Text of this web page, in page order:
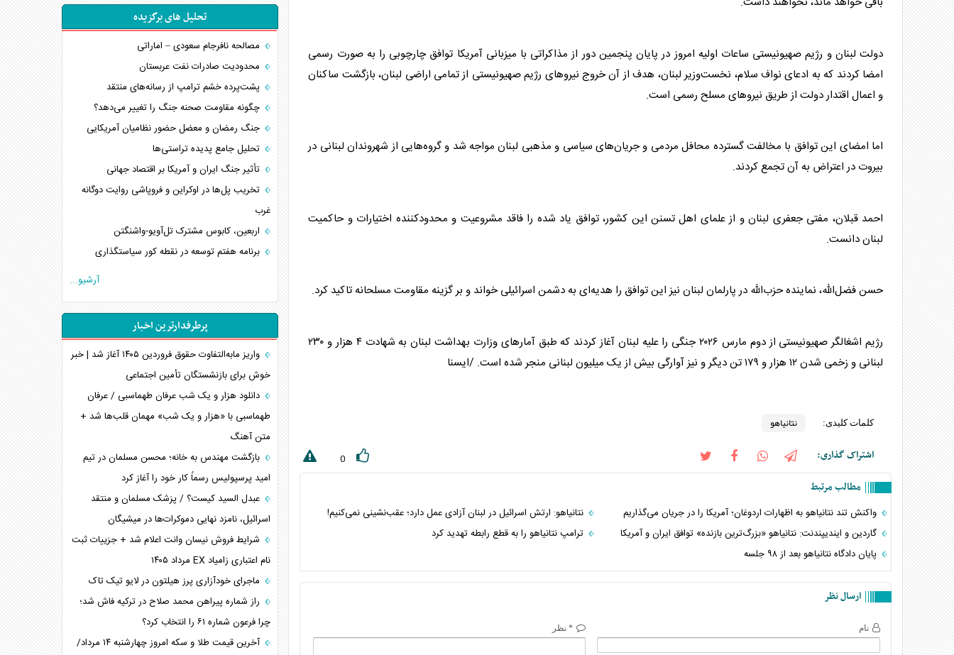
دولت لبنان و رژیم صهیونیستی ساعات اولیه امروز در پایان پنجمین دور از مذاکراتی با میزبانی آمریکا توافق چارچوبی را به صورت رسمی
امضا کردند که به ادعای نواف سلام، نخست‌وزیر لبنان، هدف از آن خروج نیروهای رژیم صهیونیستی از تمامی اراضی لبنان، بازگشت ساکنان
و اعمال اقتدار دولت از طریق نیروهای مسلح رسمی است.
اما امضای این توافق با مخالفت گسترده محافل مردمی و جریان‌های سیاسی و مذهبی لبنان مواجه شد و گروه‌هایی از شهروندان لبنانی در
بیروت در اعتراض به آن تجمع کردند.
احمد قبلان، مفتی جعفری لبنان و از علمای اهل تسنن این کشور، توافق یاد شده را فاقد مشروعیت و محدودکننده اختیارات و حاکمیت
لبنان دانست.
حسن فضل‌الله، نماینده حزب‌الله در پارلمان لبنان نیز این توافق را هدیه‌ای به دشمن اسرائیلی خواند و بر گزینه مقاومت مسلحانه تاکید کرد.
رژیم اشغالگر صهیونیستی از دوم مارس ۲۰۲۶ جنگی را علیه لبنان آغاز کردند که طبق آمارهای وزارت بهداشت لبنان به شهادت ۴ هزار و ۲۳۰
لبنانی و زخمی شدن ۱۲ هزار و ۱۷۹ تن دیگر و نیز آوارگی بیش از یک میلیون لبنانی منجر شده است. /ایسنا
کلمات کلیدی: نتانیاهو
اشتراک گذاری: 0
مطالب مرتبط
واکنش تند نتانیاهو به اظهارات اردوغان؛ آمریکا را در جریان می‌گذاریم
نتانیاهو: ارتش اسرائیل در لبنان آزادی عمل دارد؛ عقب‌نشینی نمی‌کنیم!
گاردین و ایندیپندنت: نتانیاهو «بزرگ‌ترین بازنده» توافق ایران و آمریکا
ترامپ نتانیاهو را به قطع رابطه تهدید کرد
پایان دادگاه نتانیاهو بعد از ۹۸ جلسه
ارسال نظر
نام * نظر
تحلیل های برگزیده
مصالحه نافرجام سعودی – اماراتی
محدودیت صادرات نفت عربستان
پشت‌پرده خشم ترامپ از رسانه‌های منتقد
چگونه مقاومت صحنه جنگ را تغییر می‌دهد؟
جنگ رمضان و معضل حضور نظامیان آمریکایی
تحلیل جامع پدیده تراستی‌ها
تأثیر جنگ ایران و آمریکا بر اقتصاد جهانی
تخریب پل‌ها در اوکراین و فروپاشی روایت دوگانه
غرب
اربعین، کابوس مشترک تل‌آویو-واشنگتن
برنامه هفتم توسعه در نقطه کور سیاستگذاری
کنوانسیون دریای خزر در راستای منافع ملی است؟
اهمیت راهبردی اردن برای آمریکا
پیام، ظرفیت بالفعل‌نشده تجارت ایران
همسویی عربستان با سنتکام علیه متحدان ایران
ترامپ و توهم خلع سلاح حماس
چرا کویت به دنبال شریک امنیتی جدید است؟
اعتراف غرب به قدرت ایران در تثبیت معادلات
خطای راهبردی ترامپ مقابل برزیل
متن و حاشیه سفر نتانیاهو به آمریکا
آرشیو...
پرطرفدارترین اخبار
واریز مابه‌التفاوت حقوق فروردین ۱۴۰۵ آغاز شد | خبر
خوش برای بازنشستگان تأمین اجتماعی
دانلود هزار و یک شب عرفان طهماسبی / عرفان
طهماسبی با «هزار و یک شب» مهمان قلب‌ها شد +
متن آهنگ
بازگشت مهندس به خانه؛ محسن مسلمان در تیم
امید پرسپولیس رسماً کار خود را آغاز کرد
عبدل السید کیست؟ / پزشک مسلمان و منتقد
اسرائیل، نامزد نهایی دموکرات‌ها در میشیگان
شرایط فروش نیسان وانت اعلام شد + جزییات ثبت
نام اعتباری زامیاد EX مرداد ۱۴۰۵
ماجرای خودآزاری پرز هیلتون در لایو تیک تاک
راز شماره پیراهن محمد صلاح در ترکیه فاش شد؛
چرا فرعون شماره ۶۱ را انتخاب کرد؟
آخرین قیمت طلا و سکه امروز چهارشنبه ۱۴ مرداد/